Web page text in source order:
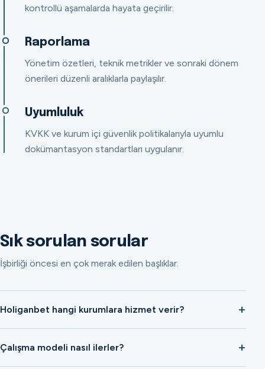
kontrollü aşamalarda hayata geçirilir.
Raporlama
Yönetim özetleri, teknik metrikler ve sonraki dönem
önerileri düzenli aralıklarla paylaşılır.
Uyumluluk
KVKK ve kurum içi güvenlik politikalarıyla uyumlu
dokümantasyon standartları uygulanır.
Sık sorulan sorular
İşbirliği öncesi en çok merak edilen başlıklar.
Holiganbet hangi kurumlara hizmet verir?
Çalışma modeli nasıl ilerler?